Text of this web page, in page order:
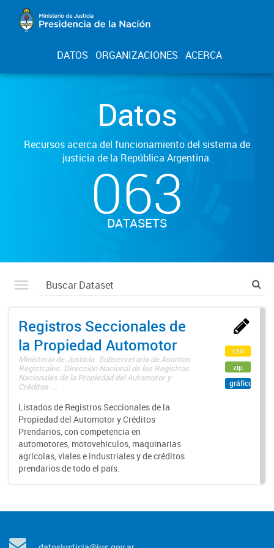
DATOS ORGANIZACIONES ACERCA
Datos
Recursos acerca del funcionamiento del sistema de
justicia de la República Argentina.
063
DATASETS
Registros Seccionales de
la Propiedad Automotor
Ministerio de Justicia. Subsecretaría de Asuntos
Registrales. Dirección Nacional de los Registros
Nacionales de la Propiedad del Automotor y
Créditos ...
Listados de Registros Seccionales de la
Propiedad del Automotor y Créditos
Prendarios, con competencia en
automotores, motovehículos, maquinarias
agrícolas, viales e industriales y de créditos
prendarios de todo el país.
csv
zip
gráfico